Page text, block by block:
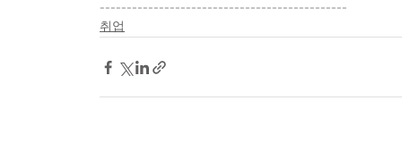
----------------------------------------------
취업